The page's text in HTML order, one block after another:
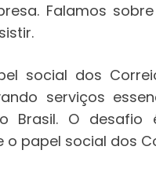
Falamos
social dos
serviços
Brasil. O desafio
papel social dos